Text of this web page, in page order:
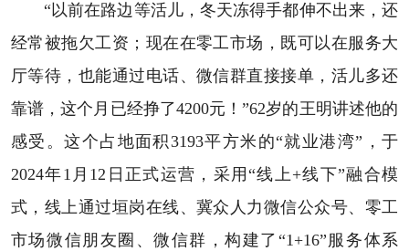
“以前在路边等活儿，冬天冻得手都伸不出来，还
经常被拖欠工资；现在在零工市场，既可以在服务大
厅等待，也能通过电话、微信群直接接单，活儿多还
靠谱，这个月已经挣了4200元！”62岁的王明讲述他的
感受。这个占地面积3193平方米的“就业港湾”，于
2024年1月12日正式运营，采用“线上+线下”融合模
式，线上通过垣岗在线、冀众人力微信公众号、零工
市场微信朋友圈、微信群，构建了“1+16”服务体系